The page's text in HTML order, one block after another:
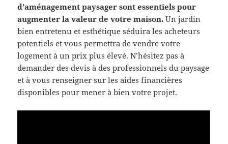
d’aménagement paysager sont essentiels pour
augmenter la valeur de votre maison. Un jardin
bien entretenu et esthétique séduira les acheteurs
potentiels et vous permettra de vendre votre
logement à un prix plus élevé. N’hésitez pas à
demander des devis à des professionnels du paysage
et à vous renseigner sur les aides financières
disponibles pour mener à bien votre projet.